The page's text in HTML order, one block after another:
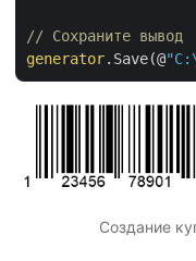
// Сохраните вывод
generator.Save(@
Создание